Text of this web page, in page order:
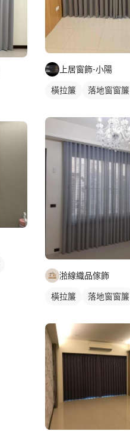
上居窗飾-小陽
橫拉簾 落地窗窗簾
湁線織品傢飾
橫拉簾 落地窗窗簾